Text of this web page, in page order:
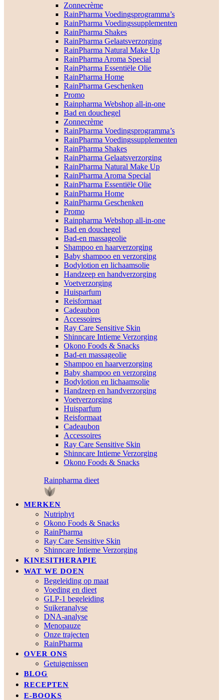
Zonnecrème
RainPharma Voedingsprogramma’s
RainPharma Voedingssupplementen
RainPharma Shakes
RainPharma Gelaatsverzorging
RainPharma Natural Make Up
RainPharma Aroma Special
RainPharma Essentiële Olie
RainPharma Home
RainPharma Geschenken
Promo
Rainpharma Webshop all-in-one
Bad en douchegel
Zonnecrème
RainPharma Voedingsprogramma’s
RainPharma Voedingssupplementen
RainPharma Shakes
RainPharma Gelaatsverzorging
RainPharma Natural Make Up
RainPharma Aroma Special
RainPharma Essentiële Olie
RainPharma Home
RainPharma Geschenken
Promo
Rainpharma Webshop all-in-one
Bad en douchegel
Bad-en massageolie
Shampoo en haarverzorging
Baby shampoo en verzorging
Bodylotion en lichaamsolie
Handzeep en handverzorging
Voetverzorging
Huisparfum
Reisformaat
Cadeaubon
Accessoires
Ray Care Sensitive Skin
Shinncare Intieme Verzorging
Okono Foods & Snacks
Bad-en massageolie
Shampoo en haarverzorging
Baby shampoo en verzorging
Bodylotion en lichaamsolie
Handzeep en handverzorging
Voetverzorging
Huisparfum
Reisformaat
Cadeaubon
Accessoires
Ray Care Sensitive Skin
Shinncare Intieme Verzorging
Okono Foods & Snacks
Rainpharma dieet
MERKEN
Nutriphyt
Okono Foods & Snacks
RainPharma
Ray Care Sensitive Skin
Shinncare Intieme Verzorging
KINESITHERAPIE
WAT WE DOEN
Begeleiding op maat
Voeding en dieet
GLP-1 begeleiding
Suikeranalyse
DNA-analyse
Menopauze
Onze trajecten
RainPharma
OVER ONS
Getuigenissen
BLOG
RECEPTEN
E-BOOKS